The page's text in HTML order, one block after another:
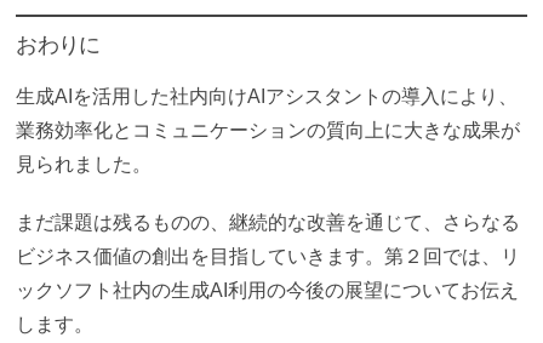
おわりに
生成AIを活用した社内向けAIアシスタントの導入により、
業務効率化とコミュニケーションの質向上に大きな成果が
見られました。
まだ課題は残るものの、継続的な改善を通じて、さらなる
ビジネス価値の創出を目指していきます。第２回では、リ
ックソフト社内の生成AI利用の今後の展望についてお伝え
します。